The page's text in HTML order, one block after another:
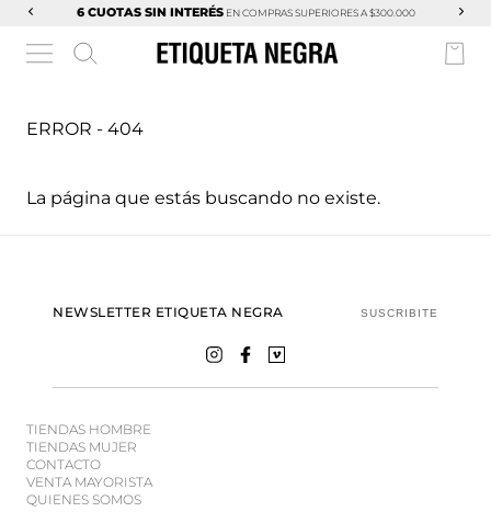
6 CUOTAS SIN INTERÉSEN COMPRAS SUPERIORES A $300.000
ERROR - 404
La página que estás buscando no existe.
TIENDAS HOMBRE
TIENDAS MUJER
CONTACTO
VENTA MAYORISTA
QUIENES SOMOS
NEWSLETTER ETIQUETA NEGRA SUSCRIBITE